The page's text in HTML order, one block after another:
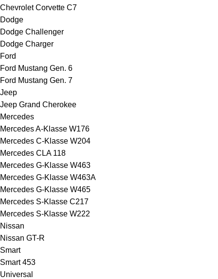
Chevrolet Corvette C7
Dodge
Dodge Challenger
Dodge Charger
Ford
Ford Mustang Gen. 6
Ford Mustang Gen. 7
Jeep
Jeep Grand Cherokee
Mercedes
Mercedes A-Klasse W176
Mercedes C-Klasse W204
Mercedes CLA 118
Mercedes G-Klasse W463
Mercedes G-Klasse W463A
Mercedes G-Klasse W465
Mercedes S-Klasse C217
Mercedes S-Klasse W222
Nissan
Nissan GT-R
Smart
Smart 453
Universal